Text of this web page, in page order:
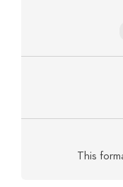
This